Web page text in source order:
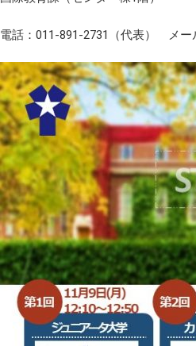
電話：011-891-2731（代表） メー